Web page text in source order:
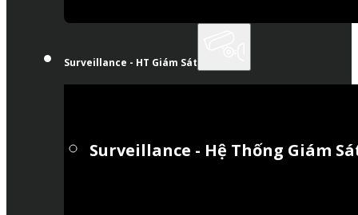
Surveillance - HT Giám Sát
Surveillance - Hệ Thống Giám